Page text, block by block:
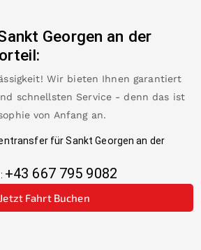
Georgen an der
Wir bieten Ihnen garantiert
schnellsten Service - denn das ist
von Anfang an.
für Sankt Georgen an der
+43 667 795 9082
Jetzt Fahrt Buchen